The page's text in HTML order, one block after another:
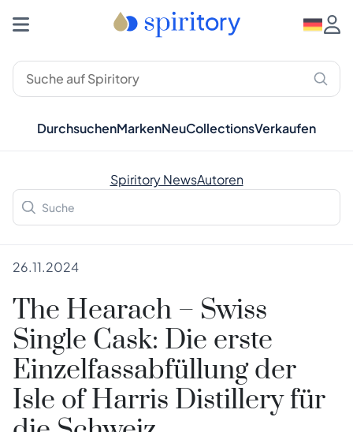
DurchsuchenMarkenNeuCollectionsVerkaufen
Spiritory NewsAutoren
26.11.2024
The Hearach – Swiss
Single Cask: Die erste
Einzelfassabfüllung der
Isle of Harris Distillery für